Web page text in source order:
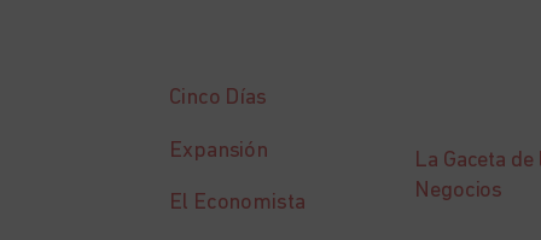
Cinco Días
Expansión
El Economista
La Gaceta de
Negocios